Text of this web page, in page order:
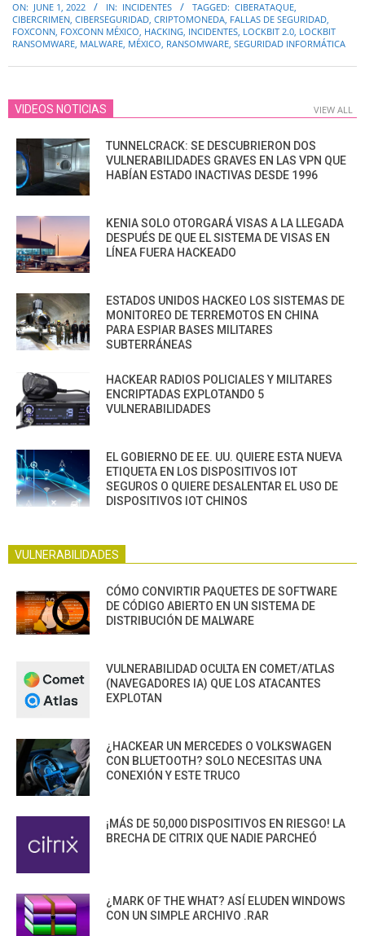
06-
01
ON: JUNE 1, 2022 IN: INCIDENTES TAGGED: CIBERATAQUE,
CIBERCRIMEN, CIBERSEGURIDAD, CRIPTOMONEDA, FALLAS DE SEGURIDAD,
FOXCONN, FOXCONN MÉXICO, HACKING, INCIDENTES, LOCKBIT 2.0, LOCKBIT
RANSOMWARE, MALWARE, MÉXICO, RANSOMWARE, SEGURIDAD INFORMÁTICA
VIDEOS NOTICIAS VIEW ALL
TUNNELCRACK: SE DESCUBRIERON DOS
VULNERABILIDADES GRAVES EN LAS VPN QUE
HABÍAN ESTADO INACTIVAS DESDE 1996
KENIA SOLO OTORGARÁ VISAS A LA LLEGADA
DESPUÉS DE QUE EL SISTEMA DE VISAS EN
LÍNEA FUERA HACKEADO
ESTADOS UNIDOS HACKEO LOS SISTEMAS DE
MONITOREO DE TERREMOTOS EN CHINA
PARA ESPIAR BASES MILITARES
SUBTERRÁNEAS
HACKEAR RADIOS POLICIALES Y MILITARES
ENCRIPTADAS EXPLOTANDO 5
VULNERABILIDADES
EL GOBIERNO DE EE. UU. QUIERE ESTA NUEVA
ETIQUETA EN LOS DISPOSITIVOS IOT
SEGUROS O QUIERE DESALENTAR EL USO DE
DISPOSITIVOS IOT CHINOS
VULNERABILIDADES
CÓMO CONVIRTIR PAQUETES DE SOFTWARE
DE CÓDIGO ABIERTO EN UN SISTEMA DE
DISTRIBUCIÓN DE MALWARE
VULNERABILIDAD OCULTA EN COMET/ATLAS
(NAVEGADORES IA) QUE LOS ATACANTES
EXPLOTAN
¿HACKEAR UN MERCEDES O VOLKSWAGEN
CON BLUETOOTH? SOLO NECESITAS UNA
CONEXIÓN Y ESTE TRUCO
¡MÁS DE 50,000 DISPOSITIVOS EN RIESGO! LA
BRECHA DE CITRIX QUE NADIE PARCHEÓ
¿MARK OF THE WHAT? ASÍ ELUDEN WINDOWS
CON UN SIMPLE ARCHIVO .RAR